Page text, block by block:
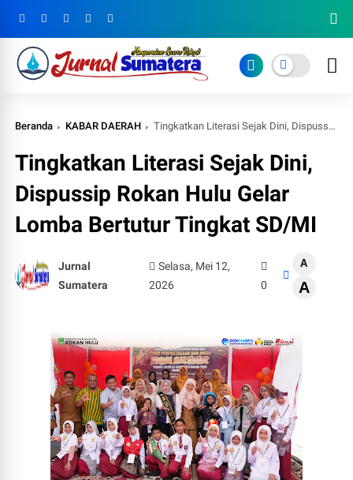
Beranda KABAR DAERAH Tingkatkan Literasi Sejak Dini, Dispussip Rokan Hulu Gelar Lomba Bertutur Tingkat SD/MI
Tingkatkan Literasi Sejak Dini,
Dispussip Rokan Hulu Gelar
Lomba Bertutur Tingkat SD/MI
Jurnal
Sumatera
Selasa, Mei 12,
2026
0
A
A